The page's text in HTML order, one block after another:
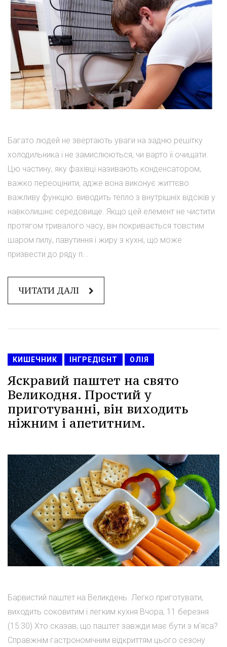
Багато людей не звертають уваги на задню решітку
холодильника і не замислюються, чи варто її очищати.
Цю частину, яку фахівці називають конденсатором,
важко переоцінити, адже вона виконує життєво
важливу функцію: виводить тепло з внутрішніх відсіків у
навколишнє середовище. Якщо цей елемент не чистити
протягом тривалого часу, він покривається товстим
шаром пилу, павутиння і жиру з кухні, що може
призвести до ряду п...
ЧИТАТИ ДАЛІ
КИШЕЧНИК ІНГРЕДІЄНТ ОЛІЯ
Яскравий паштет на свято
Великодня. Простий у
приготуванні, він виходить
ніжним і апетитним.
Барвистий паштет на Великдень. Легко приготувати,
виходить соковитим і легким кухня Вчора, 11 березня
(15:30) Хто сказав, що паштет завжди має бути з м'яса?
Справжнім гастрономічним відкриттям цього сезону